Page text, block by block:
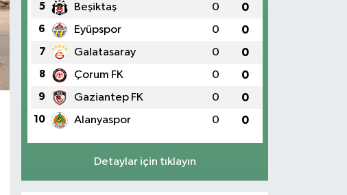
5 Beşiktaş 0 0
6 Eyüpspor 0 0
7 Galatasaray 0 0
8 Çorum FK 0 0
9 Gaziantep FK 0 0
10 Alanyaspor 0 0
Detaylar için tıklayın